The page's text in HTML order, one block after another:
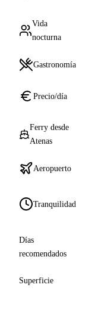
Vida
nocturna
Gastronomía
Precio/día
Ferry desde
Atenas
Aeropuerto
Tranquilidad
Días
recomendados
Superficie